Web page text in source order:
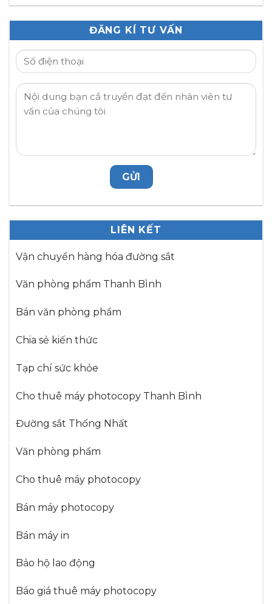
ĐĂNG KÍ TƯ VẤN
LIÊN KẾT
Vận chuyển hàng hóa đường sắt
Văn phòng phẩm Thanh Bình
Bán văn phòng phẩm
Chia sẻ kiến thức
Tạp chí sức khỏe
Cho thuê máy photocopy Thanh Bình
Đường sắt Thống Nhất
Văn phòng phẩm
Cho thuê máy photocopy
Bán máy photocopy
Bán máy in
Bảo hộ lao động
Báo giá thuê máy photocopy